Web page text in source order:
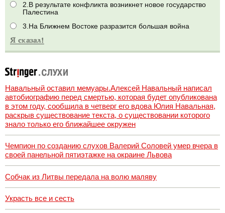
2.В результате конфликта возникнет новое государство
Палестина
3.На Ближнем Востоке разразится большая война
Навальный оставил мемуары.Алексей Навальный написал
автобиографию перед смертью, которая будет опубликована
в этом году, сообщила в четверг его вдова Юлия Навальная,
раскрыв существование текста, о существовании которого
знало только его ближайшее окружен
Чемпион по созданию слухов Валерий Соловей умер вчера в
своей панельной пятиэтажке на окраине Львова
Собчак из Литвы передала на волю маляву
Украсть все и сесть